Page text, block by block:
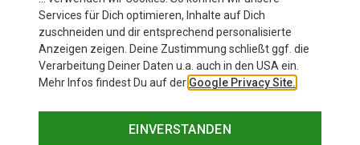
Services für Dich optimieren, Inhalte auf Dich
zuschneiden und dir entsprechend personalisierte
Anzeigen zeigen. Deine Zustimmung schließt ggf. die
Verarbeitung Deiner Daten u.a. auch in den USA ein.
Mehr Infos findest Du auf der Google Privacy Site.
EINVERSTANDEN